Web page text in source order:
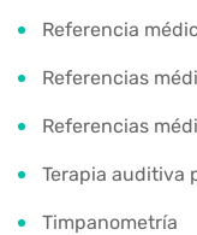
Referencia
Referencias
Referencias
Terapia auditiva
Timpanometría